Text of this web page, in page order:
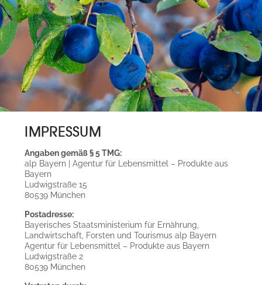
IMPRESSUM
Angaben gemäß § 5 TMG:
alp Bayern | Agentur für Lebensmittel – Produkte aus
Bayern
Ludwigstraße 15
80539 München
Postadresse:
Bayerisches Staatsministerium für Ernährung,
Landwirtschaft, Forsten und Tourismus alp Bayern
Agentur für Lebensmittel – Produkte aus Bayern
Ludwigstraße 2
80539 München